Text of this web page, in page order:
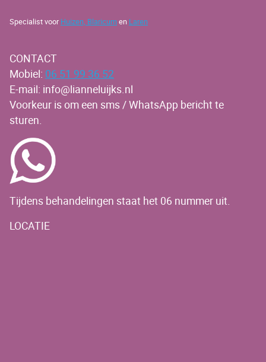
Specialist voor Huizen, Blaricumen Laren
CONTACT
Mobiel: 06 51 99 36 52
E-mail: info@lianneluijks.nl
Voorkeur is om een sms / WhatsApp bericht te
sturen.
Tijdens behandelingen staat het 06 nummer uit.
LOCATIE